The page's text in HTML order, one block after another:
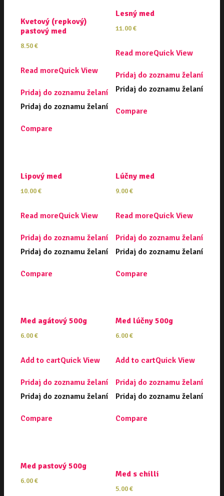
Kvetový (repkový)
pastový med
8.50€
Read moreQuick View
Pridaj do zoznamu želaní
Pridaj do zoznamu želaní
Compare
Lesný med
11.00€
Read moreQuick View
Pridaj do zoznamu želaní
Pridaj do zoznamu želaní
Compare
Lipový med
10.00€
Read moreQuick View
Pridaj do zoznamu želaní
Pridaj do zoznamu želaní
Compare
Lúčny med
9.00€
Read moreQuick View
Pridaj do zoznamu želaní
Pridaj do zoznamu želaní
Compare
Med agátový 500g
6.00€
Add to cartQuick View
Pridaj do zoznamu želaní
Pridaj do zoznamu želaní
Compare
Med lúčny 500g
6.00€
Add to cartQuick View
Pridaj do zoznamu želaní
Pridaj do zoznamu želaní
Compare
Med pastový 500g
6.00€
Med s chilli
5.00€